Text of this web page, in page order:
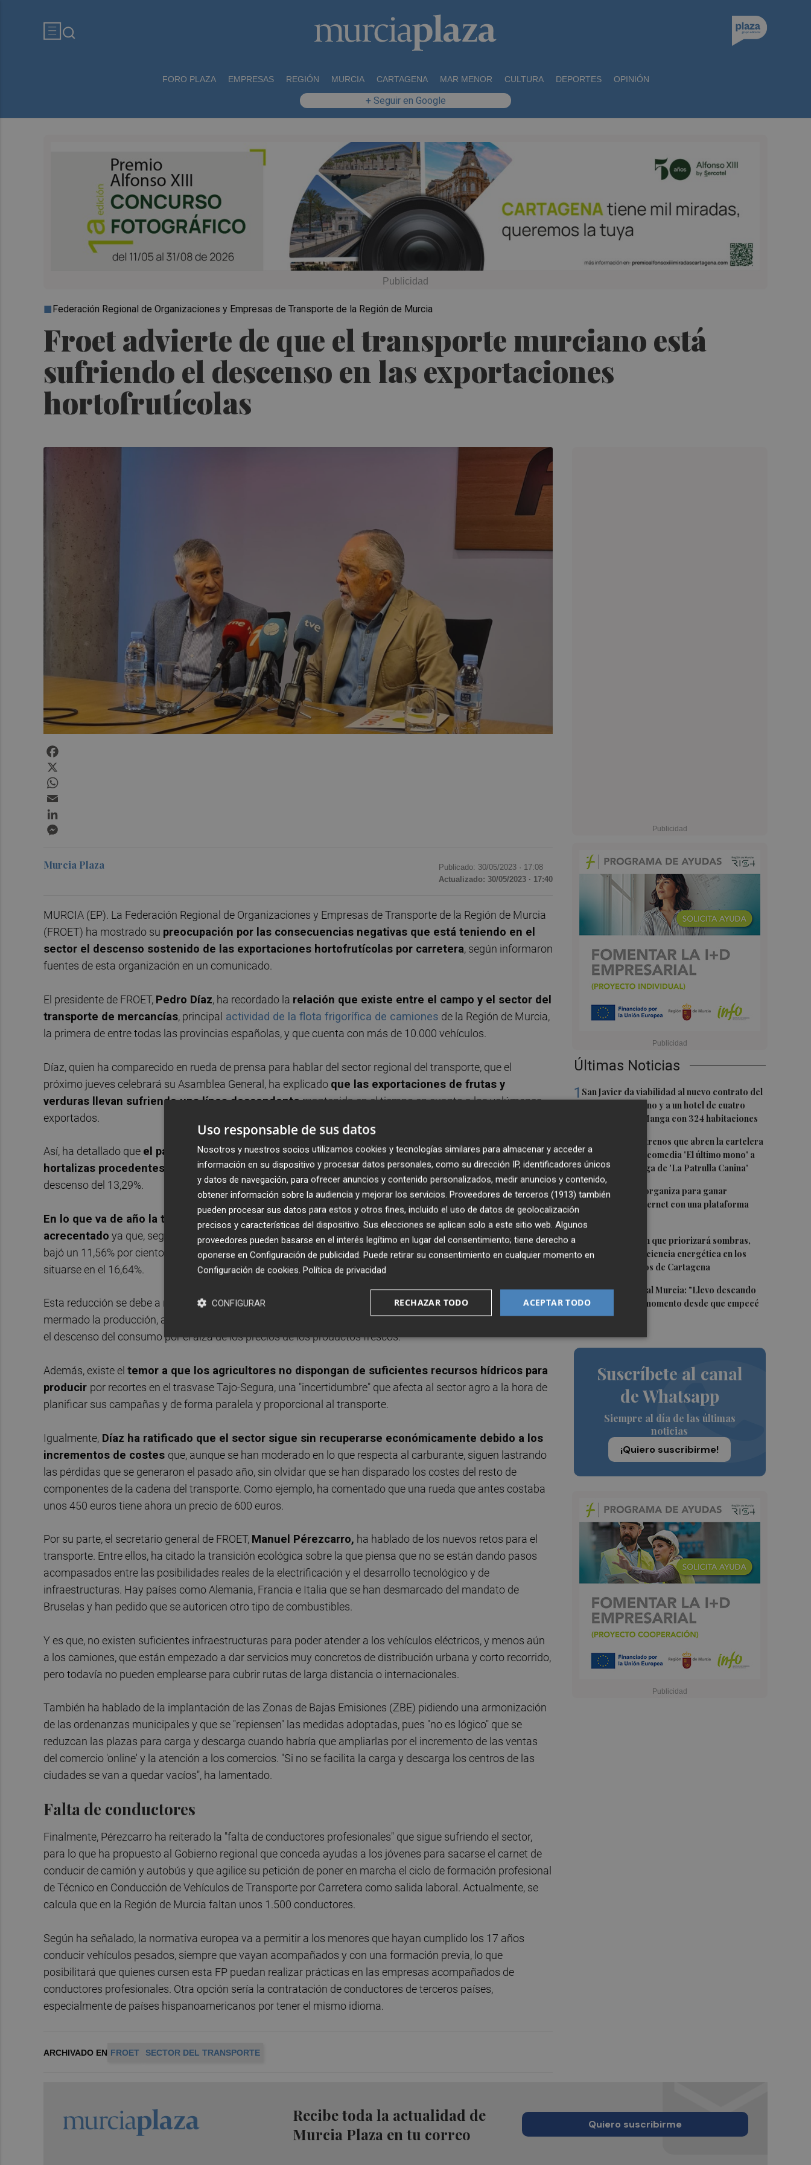
FORO PLAZA EMPRESAS REGIÓN MURCIA CARTAGENA MAR MENOR CULTURA DEPORTES OPINIÓN
+ Seguir en Google
Froet advierte de que el transporte murciano está
sufriendo el descenso en las exportaciones
hortofrutícolas
Federación Regional de Organizaciones y Empresas de Transporte de la Región de Murcia
Últimas Noticias
1 San Javier da viabilidad al nuevo contrato del
transporte urbano y a un hotel de cuatro
estrellas en La Manga con 324 habitaciones
2
Estos son los estrenos que abren la cartelera
en agosto: de la comedia 'El último mono' a
una nueva entrega de 'La Patrulla Canina'
3Los Belones se organiza para ganar
visibilidad en internet con una plataforma
4
Luz verde al plan que priorizará sombras,
aislamiento y eficiencia energética en los
colegios públicos de Cartagena
5Mounir, en el Real Murcia: "Llevo deseando
que llegue este momento desde que empecé
a jugar"
Suscríbete al canal
de Whatsapp
Siempre al día de las últimas
noticias
¡Quiero suscribirme!
Murcia Plaza Publicado: 30/05/2023 · 17:08
Actualizado: 30/05/2023 · 17:40
MURCIA (EP). La Federación Regional de Organizaciones y Empresas de Transporte de la Región de Murcia
(FROET) ha mostrado su preocupación por las consecuencias negativas que está teniendo en el
sector el descenso sostenido de las exportaciones hortofrutícolas por carretera, según informaron
fuentes de esta organización en un comunicado.
El presidente de FROET, Pedro Díaz, ha recordado la relación que existe entre el campo y el sector del
transporte de mercancías, principal actividad de la flota frigorífica de camiones de la Región de Murcia,
la primera de entre todas las provincias españolas, y que cuenta con más de 10.000 vehículos.
Díaz, quien ha comparecido en rueda de prensa para hablar del sector regional del transporte, que el
próximo jueves celebrará su Asamblea General, ha explicado que las exportaciones de frutas y
verduras llevan sufriendo una línea descendentemantenida en el tiempo en cuanto a los volúmenes
exportados.
Así, ha detallado que el pasado año se enviaron a Europa 2,7 millones de toneladas de frutas y
hortalizas procedentes la Región de Murcia,frente a los 3,1 millones del año 2021, lo que representa un
descenso del 13,29%.
En lo que va de año la tendencia no solo se ha mantenido a la baja, sino que incluso se ha
acrecentado ya que, según los datos disponibles hasta el mes de febrero, en enero el volumen exportado
bajó un 11,56% por ciento en relación al mismo mes de 2022, y en febrero esa caída se incrementó hasta
situarse en el 16,64%.
Esta reducción se debe a múltiples causas, entre ellas una climatología adversa y la sequía
, lo que ha
mermado la producción, a lo que habría que unir la caída de exportaciones al Reino Unido debido al Brexit y
el descenso del consumo por el alza de los precios de los productos frescos.
Además, existe el temor a que los agricultores no dispongan de suficientes recursos hídricos para
producir por recortes en el trasvase Tajo-Segura, una "incertidumbre" que afecta al sector agro a la hora de
planificar sus campañas y de forma paralela y proporcional al transporte.
Igualmente, Díaz ha ratificado que el sector sigue sin recuperarse económicamente debido a los
incrementos de costes que, aunque se han moderado en lo que respecta al carburante, siguen lastrando
las pérdidas que se generaron el pasado año, sin olvidar que se han disparado los costes del resto de
componentes de la cadena del transporte. Como ejemplo, ha comentado que una rueda que antes costaba
unos 450 euros tiene ahora un precio de 600 euros.
Por su parte, el secretario general de FROET, Manuel Pérezcarro, ha hablado de los nuevos retos para el
transporte. Entre ellos, ha citado la transición ecológica sobre la que piensa que no se están dando pasos
acompasados entre las posibilidades reales de la electrificación y el desarrollo tecnológico y de
infraestructuras. Hay países como Alemania, Francia e Italia que se han desmarcado del mandato de
Bruselas y han pedido que se autoricen otro tipo de combustibles.
Y es que, no existen suficientes infraestructuras para poder atender a los vehículos eléctricos, y menos aún
a los camiones, que están empezado a dar servicios muy concretos de distribución urbana y corto recorrido,
pero todavía no pueden emplearse para cubrir rutas de larga distancia o internacionales.
También ha hablado de la implantación de las Zonas de Bajas Emisiones (ZBE) pidiendo una armonización
de las ordenanzas municipales y que se "repiensen" las medidas adoptadas, pues "no es lógico" que se
reduzcan las plazas para carga y descarga cuando habría que ampliarlas por el incremento de las ventas
del comercio 'online' y la atención a los comercios. "Si no se facilita la carga y descarga los centros de las
ciudades se van a quedar vacíos", ha lamentado.
Falta de conductores
Finalmente, Pérezcarro ha reiterado la "falta de conductores profesionales" que sigue sufriendo el sector,
para lo que ha propuesto al Gobierno regional que conceda ayudas a los jóvenes para sacarse el carnet de
conducir de camión y autobús y que agilice su petición de poner en marcha el ciclo de formación profesional
de Técnico en Conducción de Vehículos de Transporte por Carretera como salida laboral. Actualmente, se
calcula que en la Región de Murcia faltan unos 1.500 conductores.
Según ha señalado, la normativa europea va a permitir a los menores que hayan cumplido los 17 años
conducir vehículos pesados, siempre que vayan acompañados y con una formación previa, lo que
posibilitará que quienes cursen esta FP puedan realizar prácticas en las empresas acompañados de
conductores profesionales. Otra opción sería la contratación de conductores de terceros países,
especialmente de países hispanoamericanos por tener el mismo idioma.
ARCHIVADO EN FROET SECTOR DEL TRANSPORTE
Recibe toda la actualidad de
Murcia Plaza en tu correo
Quiero suscribirme
Uso responsable de sus datos
Nosotros y nuestros socios utilizamos cookies y tecnologías similares para almacenar y acceder a
información en su dispositivo y procesar datos personales, como su dirección IP, identificadores únicos
y datos de navegación, para ofrecer anuncios y contenido personalizados, medir anuncios y contenido,
obtener información sobre la audiencia y mejorar los servicios. Proveedores de terceros (1913) también
pueden procesar sus datos para estos y otros fines, incluido el uso de datos de geolocalización
precisos y características del dispositivo. Sus elecciones se aplican solo a este sitio web. Algunos
proveedores pueden basarse en el interés legítimo en lugar del consentimiento; tiene derecho a
oponerse en Configuración de publicidad. Puede retirar su consentimiento en cualquier momento en
Configuración de cookies. Política de privacidad
ACEPTAR TODO
RECHAZAR TODO
CONFIGURAR